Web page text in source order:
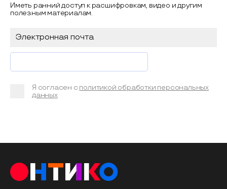
Иметь ранний доступ к расшифровкам, видео и другим
полезным материалам.
Я согласен с политикой обработки персональных
данных